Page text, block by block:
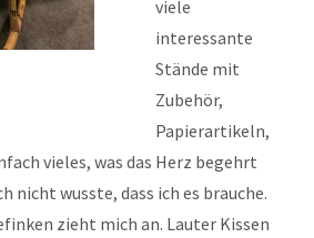
viele
interessante
Stände mit
Zubehör,
Papierartikeln,
vieles, was das Herz begehrt
nicht wusste, dass ich es brauche.
zieht mich an. Lauter Kissen